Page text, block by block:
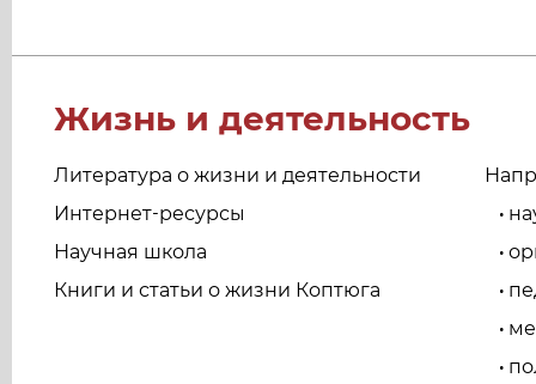
Жизнь и деятельность
Литература о жизни и деятельности
Интернет-ресурсы
Научная школа
Книги и статьи о жизни Коптюга
•
•
•
•
•